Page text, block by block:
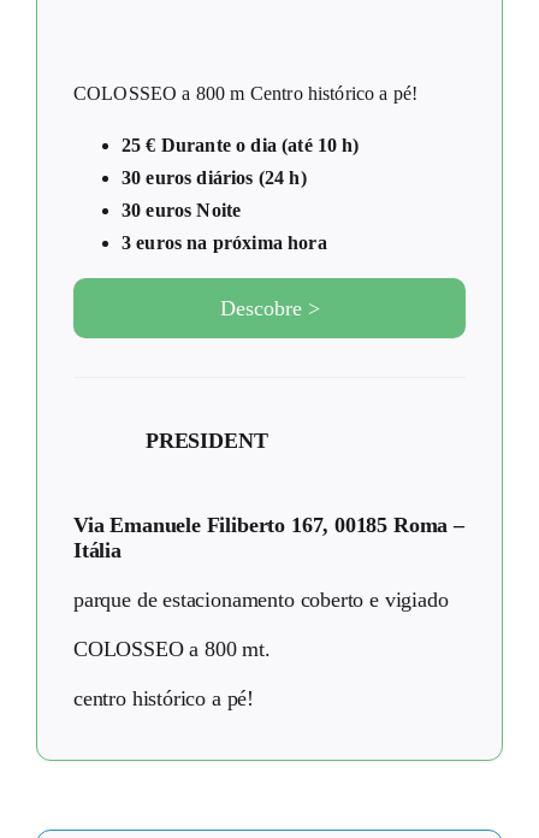
COLOSSEO a 800 m Centro histórico a pé!
25 € Durante o dia (até 10 h)
30 euros diários (24 h)
30 euros Noite
3 euros na próxima hora
Descobre >
PRESIDENT
Via Emanuele Filiberto 167, 00185 Roma –
Itália
parque de estacionamento coberto e vigiado
COLOSSEO a 800 mt.
centro histórico a pé!